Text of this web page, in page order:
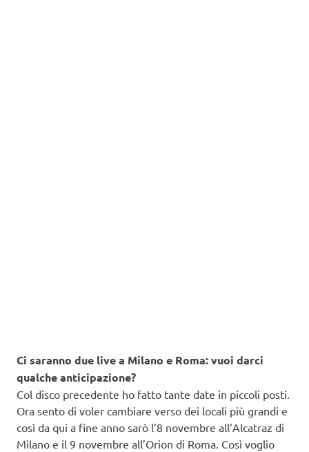
Ci saranno due live a Milano e Roma: vuoi darci
qualche anticipazione?
Col disco precedente ho fatto tante date in piccoli posti.
Ora sento di voler cambiare verso dei locali più grandi e
così da qui a fine anno sarò l’8 novembre all’Alcatraz di
Milano e il 9 novembre all’Orion di Roma. Così voglio